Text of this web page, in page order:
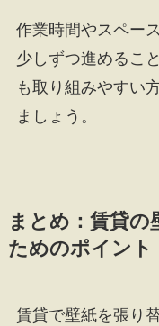
作業時間やスペー
少しずつ進めるこ
も取り組みやすい
ましょう。
まとめ：賃貸の
ためのポイント
賃貸で壁紙を張り